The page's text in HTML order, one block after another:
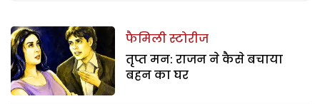
फैमिली स्टोरीज
तृप्त मन: राजन ने कैसे बचाया
बहन का घर